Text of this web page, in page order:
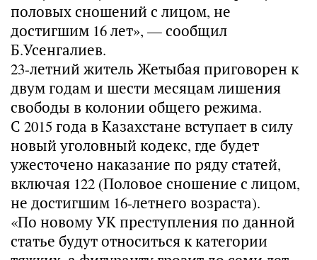
половых сношений с лицом, не
достигшим 16 лет», — сообщил
Б.Усенгалиев.
23-летний житель Жетыбая приговорен к
двум годам и шести месяцам лишения
свободы в колонии общего режима.
С 2015 года в Казахстане вступает в силу
новый уголовный кодекс, где будет
ужесточено наказание по ряду статей,
включая 122 (Половое сношение с лицом,
не достигшим 16-летнего возраста).
«По новому УК преступления по данной
статье будут относиться к категории